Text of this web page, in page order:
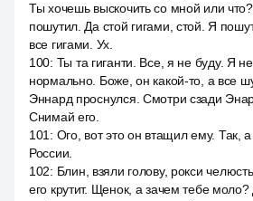
Ты хочешь выскочить со мной или
пошутил. Да стой гигами, стой. Я
все гигами. Ух.
100: Ты та гиганти. Все, я не буду. Я
нормально. Боже, он какой-то, а все
Эннард проснулся. Смотри сзади
Снимай его.
101 : Ого, вот это он втащил ему. Так,
России.
102: Блин, взяли голову, рокси
его крутит. Щенок, а зачем тебе